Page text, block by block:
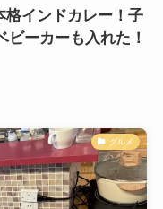
格インドカレー！子
ーカーも入れた！
グルメ